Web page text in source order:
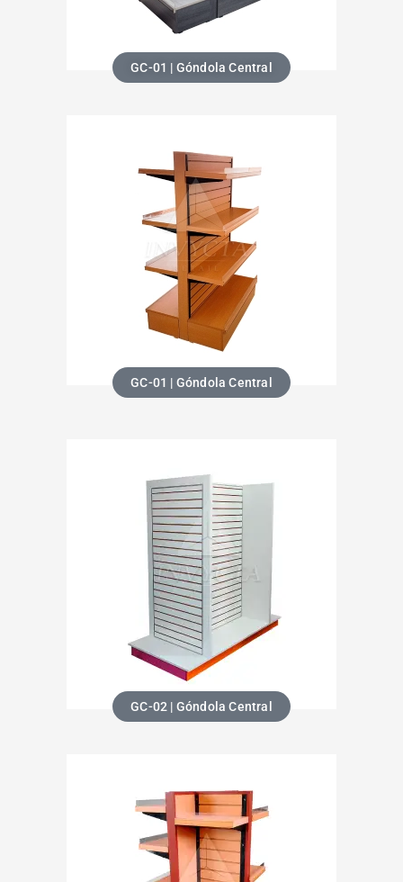
GC-01 | Góndola Central
GC-01 | Góndola Central
GC-02 | Góndola Central